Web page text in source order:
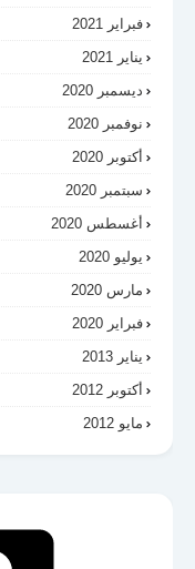
فبراير 2021
يناير 2021
ديسمبر 2020
نوفمبر 2020
أكتوبر 2020
سبتمبر 2020
أغسطس 2020
يوليو 2020
مارس 2020
فبراير 2020
يناير 2013
أكتوبر 2012
مايو 2012